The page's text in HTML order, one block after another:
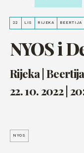
22 LIS RIJEKA BEERTIJA
NYOS i
Rijeka | Beertija
22. 10. 2022 |
NYOS